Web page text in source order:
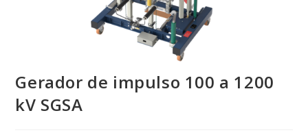
Gerador de impulso 100 a 1200
kV SGSA